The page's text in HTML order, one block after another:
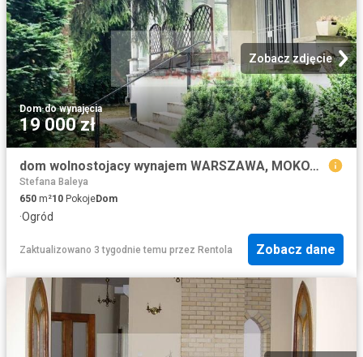
Zobacz zdjęcie
Dom·do wynajęcia
19 000 zł
dom wolnostojacy wynajem WARSZAWA, MOKOTÓW
Stefana Baleya
650 m²10 PokojeDom
·Ogród
Zaktualizowano 3 tygodnie temu przez Rentola Zobacz dane